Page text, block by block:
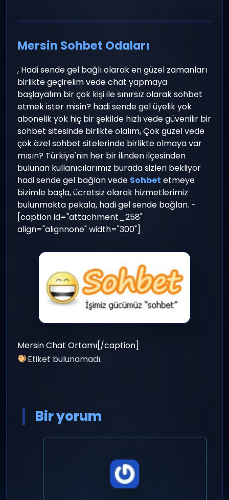
Mersin Sohbet Odaları
, Hadi sende gel bağlı olarak en güzel zamanları
birlikte geçirelim vede chat yapmaya
başlayalım bir çok kişi ile sınırsız olarak sohbet
etmek ister misin? hadi sende gel üyelik yok
abonelik yok hiç bir şekilde hızlı vede güvenilir bir
sohbet sitesinde birlikte olalım, Çok güzel vede
çok özel sohbet sitelerinde birlikte olmaya var
mısın? Türkiye'nin her bir ilinden ilçesinden
bulunan kullanıcılarımız burada sizleri bekliyor
hadi sende gel bağlan vede Sohbet etmeye
bizimle başla, ücretsiz olarak hizmetlerimiz
bulunmakta pekala, hadi gel sende bağlan. -
[caption id="attachment_258"
align="alignnone" width="300"]
Mersin Chat Ortamı[/caption]
Etiket bulunamadı.
Bir yorum